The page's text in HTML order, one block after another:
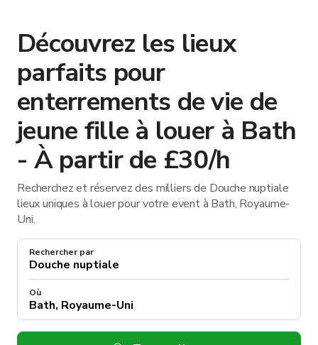
Découvrez les lieux
parfaits pour
enterrements de vie de
jeune fille à louer à Bath
- À partir de £30/h
Recherchez et réservez des milliers de Douche nuptiale
lieux uniques à louer pour votre event à Bath, Royaume-
Uni.
Rechercher par
Où